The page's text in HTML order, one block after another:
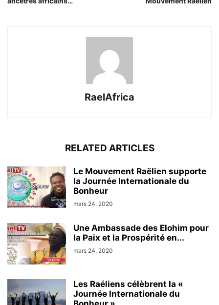
RaelAfrica
RELATED ARTICLES
Le Mouvement Raëlien supporte
la Journée Internationale du
Bonheur
mars 24, 2020
Une Ambassade des Elohim pour
la Paix et la Prospérité en...
mars 24, 2020
Les Raéliens célèbrent la «
Journée Internationale du